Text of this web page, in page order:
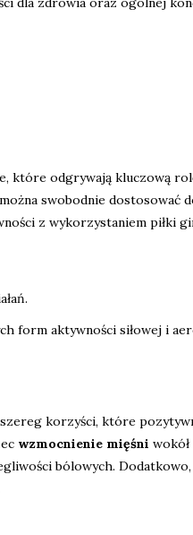
które odgrywają kluczową
swobodnie dostosować
z wykorzystaniem piłki
form aktywności siłowej i
korzyści, które
wzmocnienie mięśni
bólowych.